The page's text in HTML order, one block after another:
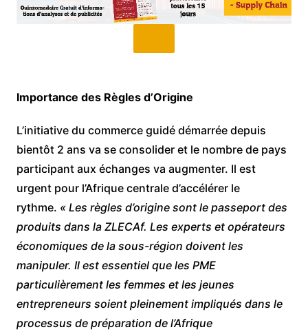
Importance des Règles d’Origine
L’initiative du commerce guidé démarrée depuis
bientôt 2 ans va se consolider et le nombre de pays
participant aux échanges va augmenter. Il est
urgent pour l’Afrique centrale d’accélérer le
rythme. « Les règles d’origine sont le passeport des
produits dans la ZLECAf. Les experts et opérateurs
économiques de la sous-région doivent les
manipuler. Il est essentiel que les PME
particulièrement les femmes et les jeunes
entrepreneurs soient pleinement impliqués dans le
processus de préparation de l’Afrique